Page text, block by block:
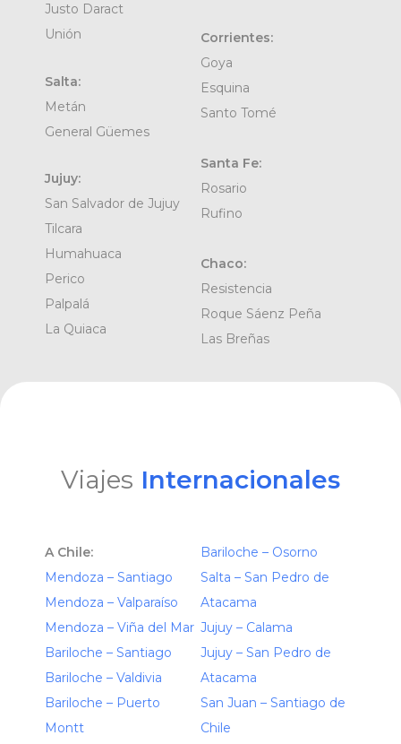
Justo Daract
Unión
Salta:
Metán
General Güemes
Jujuy:
San Salvador de Jujuy
Tilcara
Humahuaca
Perico
Palpalá
La Quiaca
Corrientes:
Goya
Esquina
Santo Tomé
Santa Fe:
Rosario
Rufino
Chaco:
Resistencia
Roque Sáenz Peña
Las Breñas
Viajes Internacionales
A Chile:
Mendoza – Santiago
Mendoza – Valparaíso
Mendoza – Viña del Mar
Bariloche – Santiago
Bariloche – Valdivia
Bariloche – Puerto
Montt
Bariloche – Osorno
Salta – San Pedro de
Atacama
Jujuy – Calama
Jujuy – San Pedro de
Atacama
San Juan – Santiago de
Chile